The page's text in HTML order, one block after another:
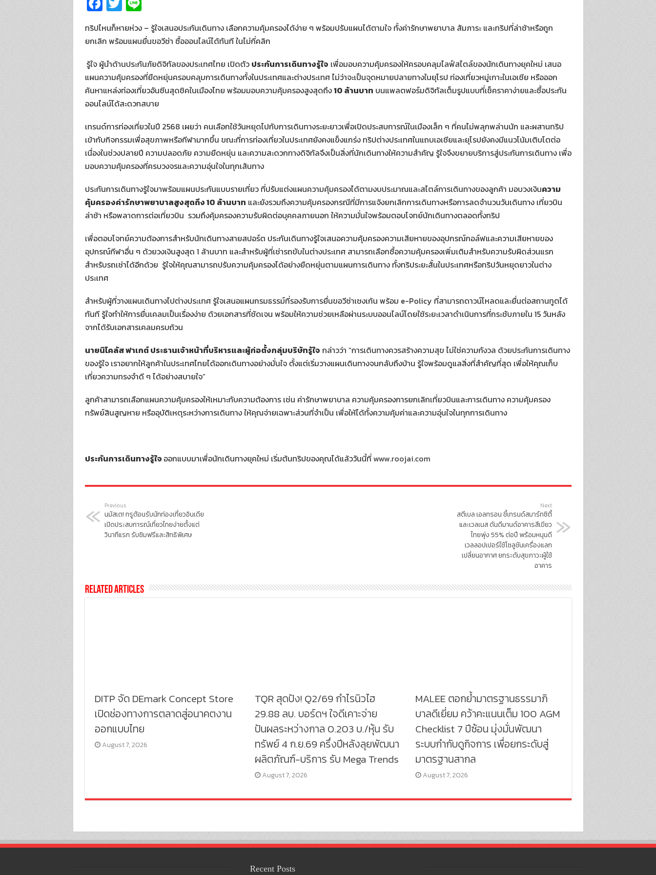
ce
b
o
o
k
wi
tt
er
e
ทริปไหนก็หายห่วง – รู้ใจเสนอประกันเดินทาง เลือกความคุ้มครองได้ง่าย ๆ พร้อมปรับแผนได้ตามใจ ทั้งค่ารักษาพยาบาล สัมภาระ และทริปที่ล่าช้าหรือถูก
ยกเลิก พร้อมแผนยื่นขอวีซ่า ซื้อออนไลน์ได้ทันที ในไม่กี่คลิก
รู้ใจ ผู้นำด้านประกันภัยดิจิทัลของประเทศไทย เปิดตัว ประกันการเดินทางรู้ใจ เพื่อมอบความคุ้มครองให้ครอบคลุมไลฟ์สไตล์ของนักเดินทางยุคใหม่ เสนอ
แผนความคุ้มครองที่ยืดหยุ่นครอบคลุมการเดินทางทั้งในประเทศและต่างประเทศ ไม่ว่าจะเป็นจุดหมายปลายทางในยุโรป ท่องเที่ยวหมู่เกาะในเอเชีย หรือออก
ค้นหาแหล่งท่องเที่ยวอันซีนสุดชิคในเมืองไทย พร้อมมอบความคุ้มครองสูงสุดถึง10 ล้านบาท บนแพลตฟอร์มดิจิทัลเต็มรูปแบบที่เช็คราคาง่ายและซื้อประกัน
ออนไลน์ได้สะดวกสบาย
เทรนด์การท่องเที่ยวในปี 2568 เผยว่า คนเลือกใช้วันหยุดไปกับการเดินทางระยะยาวเพื่อเปิดประสบการณ์ในเมืองเล็ก ๆ ที่คนไม่พลุกพล่านนัก และผสานทริป
เข้ากับกิจกรรมเพื่อสุขภาพหรือกีฬามากขึ้น ขณะที่การท่องเที่ยวในประเทศยังคงแข็งแกร่ง ทริปต่างประเทศในแถบเอเชียและยุโรปยังคงมีแนวโน้มเติบโตต่อ
เนื่องในช่วงปลายปี ความปลอดภัย ความยืดหยุ่น และความสะดวกทางดิจิทัลจึงเป็นสิ่งที่นักเดินทางให้ความสำคัญ รู้ใจจึงขยายบริการสู่ประกันการเดินทาง เพื่อ
มอบความคุ้มครองที่ครบวงจรและความอุ่นใจในทุกเส้นทาง
ประกันการเดินทางรู้ใจมาพร้อมแผนประกันแบบรายเที่ยว ที่ปรับแต่งแผนความคุ้มครองได้ตามงบประมาณและสไตล์การเดินทางของลูกค้า มอบวงเงินความ
คุ้มครองค่ารักษาพยาบาลสูงสุดถึง10 ล้านบาท และยังรวมถึงความคุ้มครองกรณีที่มีการแจ้งยกเลิกการเดินทางหรือการลดจำนวนวันเดินทาง เที่ยวบิน
ล่าช้า หรือพลาดการต่อเที่ยวบิน รวมถึงคุ้มครองความรับผิดต่อบุคคลภายนอก ให้ความมั่นใจพร้อมตอบโจทย์นักเดินทางตลอดทั้งทริป
เพื่อตอบโจทย์ความต้องการสำหรับนักเดินทางสายสปอร์ต ประกันเดินทางรู้ใจเสนอความคุ้มครองความเสียหายของอุปกรณ์กอล์ฟและความเสียหายของ
อุปกรณ์กีฬาอื่น ๆ ด้วยวงเงินสูงสุด 1 ล้านบาท และสำหรับผู้ที่เช่ารถขับในต่างประเทศ สามารถเลือกซื้อความคุ้มครองเพิ่มเติมสำหรับความรับผิดส่วนแรก
สำหรับรถเช่าได้อีกด้วย รู้ใจให้คุณสามารถปรับความคุ้มครองได้อย่างยืดหยุ่นตามแผนการเดินทาง ทั้งทริประยะสั้นในประเทศหรือทริปวันหยุดยาวในต่าง
ประเทศ
สำหรับผู้ที่วางแผนเดินทางไปต่างประเทศ รู้ใจเสนอแผนกรมธรรม์ที่รองรับการยื่นขอวีซ่าเชงเก้น พร้อม e-Policy ที่สามารถดาวน์โหลดและยื่นต่อสถานทูตได้
ทันที รู้ใจทำให้การยื่นเคลมเป็นเรื่องง่าย ด้วยเอกสารที่ชัดเจน พร้อมให้ความช่วยเหลือผ่านระบบออนไลน์โดยใช้ระยะเวลาดำเนินการที่กระชับภายใน 15 วันหลัง
จากได้รับเอกสารเคลมครบถ้วน
นายนิโคลัส ฟาเกต์ ประธานเจ้าหน้าที่บริหารและผู้ก่อตั้งกลุ่มบริษัทรู้ใจ กล่าวว่า “การเดินทางควรสร้างความสุข ไม่ใช่ความกังวล ด้วยประกันการเดินทาง
ของรู้ใจ เราอยากให้ลูกค้าในประเทศไทยได้ออกเดินทางอย่างมั่นใจ ตั้งแต่เริ่มวางแผนเดินทางจนกลับถึงบ้าน รู้ใจพร้อมดูแลสิ่งที่สำคัญที่สุด เพื่อให้คุณเก็บ
เกี่ยวความทรงจำดี ๆ ได้อย่างสบายใจ”
ลูกค้าสามารถเลือกแผนความคุ้มครองให้เหมาะกับความต้องการ เช่น ค่ารักษาพยาบาล ความคุ้มครองการยกเลิกเที่ยวบินและการเดินทาง ความคุ้มครอง
ทรัพย์สินสูญหาย หรืออุบัติเหตุระหว่างการเดินทาง ให้คุณจ่ายเฉพาะส่วนที่จำเป็น เพื่อให้ได้ทั้งความคุ้มค่าและความอุ่นใจในทุกการเดินทาง
ประกันการเดินทางรู้ใจ ออกแบบมาเพื่อนักเดินทางยุคใหม่ เริ่มต้นทริปของคุณได้แล้ววันนี้ที่www.roojai.com
Previous
นมัสเต! ทรูต้อนรับนักท่องเที่ยวอินเดีย
เปิดประสบการณ์เที่ยวไทยง่ายตั้งแต่
วินาทีแรก รับซิมฟรีและสิทธิพิเศษ
Next
สตีเบล เอลทรอน ชี้เทรนด์สมาร์ทซิตี้
และเวลเนส ดันดีมานด์อาคารสีเขียว
ไทยพุ่ง 55% ต่อปี พร้อมหนุนดี
เวลลอปเปอร์ใช้โซลูชันเครื่องแลก
เปลี่ยนอากาศ ยกระดับสุขภาวะผู้ใช้
อาคาร
Related Articles
DITP จัด DEmark Concept Store
เปิดช่องทางการตลาดสู่อนาคตงาน
ออกแบบไทย
August 7, 2026
TQR สุดปัง! Q2/69 กำไรนิวไฮ
29.88 ลบ. บอร์ดฯ ใจดีเคาะจ่าย
ปันผลระหว่างกาล 0.203 บ./หุ้น รับ
ทรัพย์ 4 ก.ย.69 ครึ่งปีหลังลุยพัฒนา
ผลิตภัณฑ์-บริการ รับ Mega Trends
August 7, 2026
MALEE ตอกย้ำมาตรฐานธรรมาภิ
บาลดีเยี่ยม คว้าคะแนนเต็ม 100 AGM
Checklist 7 ปีซ้อน มุ่งมั่นพัฒนา
ระบบกำกับดูกิจการ เพื่อยกระดับสู่
มาตรฐานสากล
August 7, 2026
Recent Posts